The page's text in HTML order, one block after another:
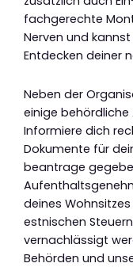
fachgerechte
Nerven und
Entdecken deiner
Neben der
einige
Informiere dich
Dokumente für
beantrage
deines
estnischen
vernachlässigt
Behörden und